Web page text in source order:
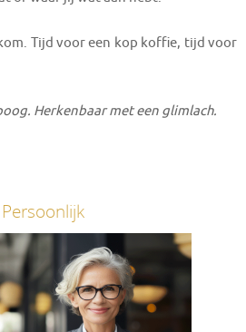
Tijd voor een kop koffie, tijd voor
Herkenbaar met een glimlach.
Persoonlijk